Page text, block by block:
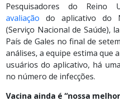
Pesquisadores do Reino
avaliação do aplicativo do
(Serviço Nacional de Saúde),
País de Gales no final de
análises, a equipe estima que
usuários do aplicativo, há
no número de infecções.
Vacina ainda é “nossa